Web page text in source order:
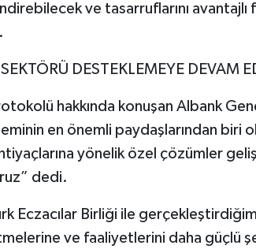
ve tasarruflarını avantajlı
DESTEKLEMEYE DEVAM
hakkında konuşan Albank
en önemli paydaşlarından biri
yönelik özel çözümler
dedi.
Eczacılar Birliği ile
ve faaliyetlerini daha güçlü